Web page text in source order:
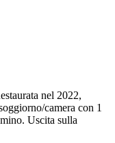
nel 2022,
camera con 1
Uscita sulla